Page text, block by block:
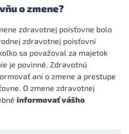
o zmene?
zdravotnej poisťovne bolo
zdravotnej poisťovni
sa považoval za majetok
je povinné. Zdravotnú
ani o zmene a prestupe
O zmene zdravotnej
informovať vášho